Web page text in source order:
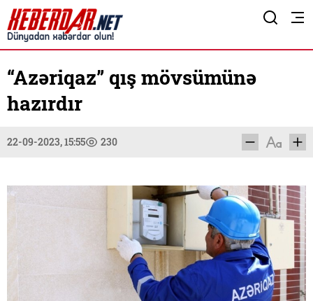
“Azəriqaz” qış mövsümünə
hazırdır
22-09-2023, 15:55 230